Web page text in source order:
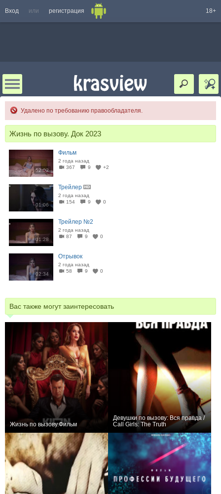
Вход или регистрация 18+
Удалено по требованию правообладателя.
Жизнь по вызову. Док 2023
52:02
Фильм
2 года назад
367
9 +2
01:06
Трейлер
2 года назад
154
9 0
01:28
Трейлер №2
2 года назад
87
9 0
02:34
Отрывок
2 года назад
58
9 0
Вас также могут заинтересовать
Жизнь по вызову.Фильм
Девушки по вызову: Вся правда /
Call Girls: The Truth